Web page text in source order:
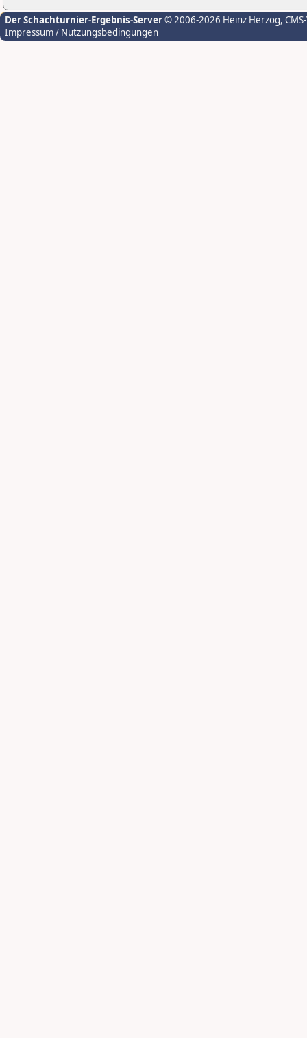
Der Schachturnier-Ergebnis-Server© 2006-2026 Heinz Herzog,
Impressum / Nutzungsbedingungen